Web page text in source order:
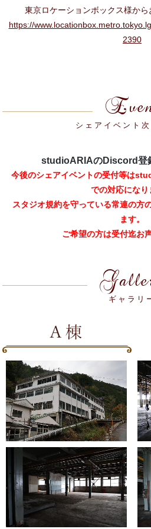
東京ロケーションボックス様から
https://
2390
シェアイベント次
studioARIAのDiscord登
今後のシェアイベントの受付等は
での対応になり
スタジオ規約を守っている常連の方
ます。
ご希望の方は受付迄お
ギャラリ